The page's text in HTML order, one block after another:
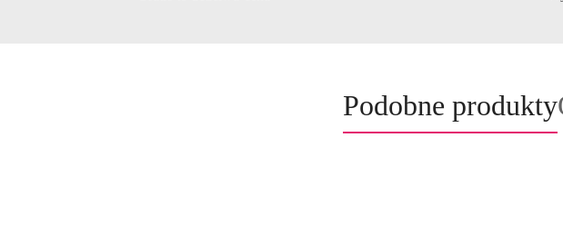
Produkty
o
Podobne produkty
o